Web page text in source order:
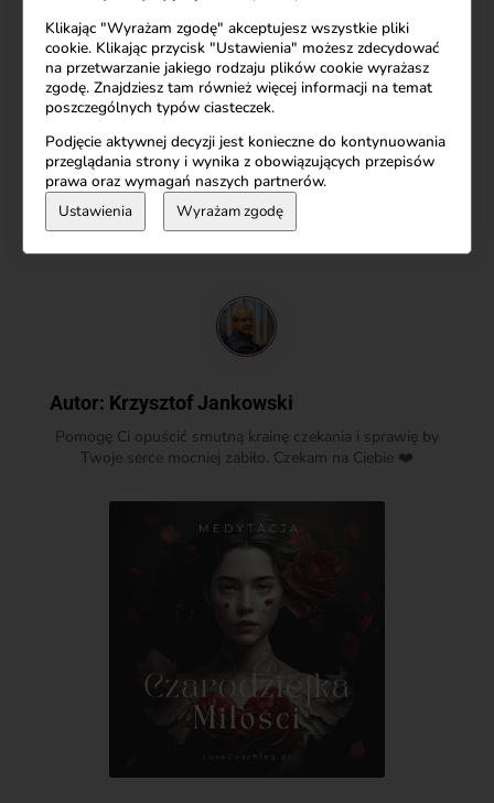
zaobserwuj mnie, aby nie przegapić kolejnych
wskazówek dotyczących związków.
Miłość we mnie pozdrawia miłość w Tobie
Krzysztof Jankowski
Autor: Krzysztof Jankowski
Pomogę Ci opuścić smutną krainę czekania i sprawię by
Twoje serce mocniej zabiło. Czekam na Ciebie ❤️
Klikając "Wyrażam zgodę" akceptujesz wszystkie pliki
cookie. Klikając przycisk "Ustawienia" możesz zdecydować
na przetwarzanie jakiego rodzaju plików cookie wyrażasz
zgodę. Znajdziesz tam również więcej informacji na temat
poszczególnych typów ciasteczek.
Podjęcie aktywnej decyzji jest konieczne do kontynuowania
przeglądania strony i wynika z obowiązujących przepisów
prawa oraz wymagań naszych partnerów.
Ustawienia Wyrażam zgodę